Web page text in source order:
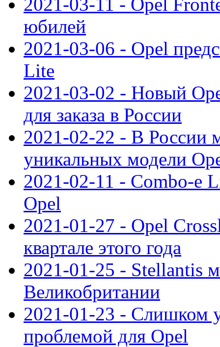
юбилей
2021-03-06 - Opel
Lite
2021-03-02 - Новый
для заказа в России
2021-02-22 - В России
уникальных модели
2021-02-11 - Combo-e
Opel
2021-01-27 - Opel
квартале этого года
2021-01-25 - Stellantis
Великобритании
2021-01-23 - Слишком
проблемой для Opel